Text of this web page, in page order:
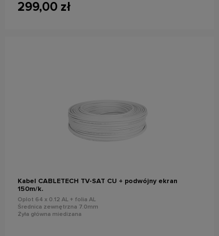
299,00 zł
Kabel CABLETECH TV-SAT CU + podwójny ekran
150m/k.
Oplot 64 x 0.12 AL + folia AL
Średnica zewnętrzna 7.0mm
Żyła główna miedizana